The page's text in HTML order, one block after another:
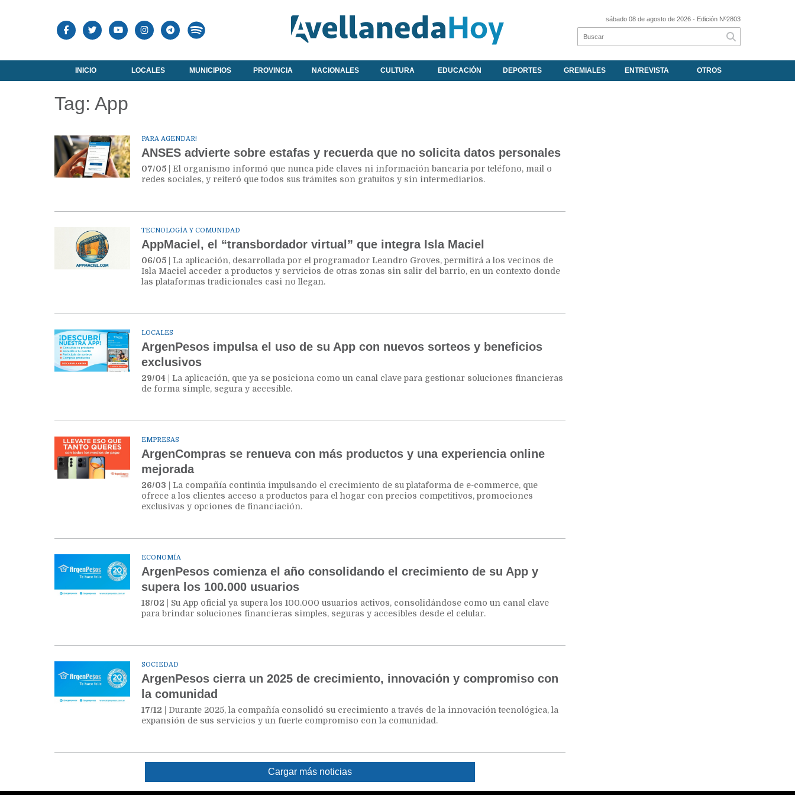
sábado 08 de agosto de 2026 - Edición Nº2803
INICIO LOCALES MUNICIPIOS PROVINCIA NACIONALES CULTURA EDUCACIÓN DEPORTES GREMIALES ENTREVISTA OTROS
Tag: App
PARA AGENDAR!
ANSES advierte sobre estafas y recuerda que no solicita datos personales
07/05 | El organismo informó que nunca pide claves ni información bancaria por teléfono, mail o
redes sociales, y reiteró que todos sus trámites son gratuitos y sin intermediarios.
TECNOLOGÍA Y COMUNIDAD
AppMaciel, el “transbordador virtual” que integra Isla Maciel
06/05 | La aplicación, desarrollada por el programador Leandro Groves, permitirá a los vecinos de
Isla Maciel acceder a productos y servicios de otras zonas sin salir del barrio, en un contexto donde
las plataformas tradicionales casi no llegan.
LOCALES
ArgenPesos impulsa el uso de su App con nuevos sorteos y beneficios
exclusivos
29/04 | La aplicación, que ya se posiciona como un canal clave para gestionar soluciones financieras
de forma simple, segura y accesible.
EMPRESAS
ArgenCompras se renueva con más productos y una experiencia online
mejorada
26/03 | La compañía continúa impulsando el crecimiento de su plataforma de e-commerce, que
ofrece a los clientes acceso a productos para el hogar con precios competitivos, promociones
exclusivas y opciones de financiación.
ECONOMÍA
ArgenPesos comienza el año consolidando el crecimiento de su App y
supera los 100.000 usuarios
18/02 | Su App oficial ya supera los 100.000 usuarios activos, consolidándose como un canal clave
para brindar soluciones financieras simples, seguras y accesibles desde el celular.
SOCIEDAD
ArgenPesos cierra un 2025 de crecimiento, innovación y compromiso con
la comunidad
17/12 | Durante 2025, la compañía consolidó su crecimiento a través de la innovación tecnológica, la
expansión de sus servicios y un fuerte compromiso con la comunidad.
Cargar más noticias